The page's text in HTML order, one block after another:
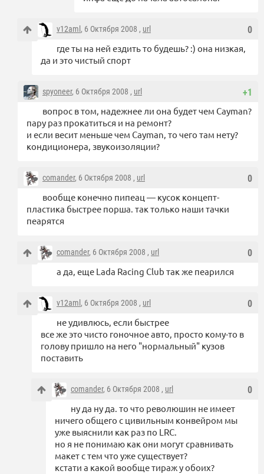
0
v12aml , 6 Октября 2008 , url
где ты на ней ездить то будешь? :) она низкая,
да и это чистый спорт
+1
spyoneer, 6 Октября 2008 , url
вопрос в том, надежнее ли она будет чем Cayman?
пару раз прокатиться и на ремонт?
и если весит меньше чем Cayman, то чего там нету?
кондиционера, звукоизоляции?
0
comander, 6 Октября 2008 , url
вообще конечно пипеац — кусок концепт-
пластика быстрее порша. так только наши тачки
пеарятся
0
comander, 6 Октября 2008 , url
а да, еще Lada Racing Club так же пеарился
0
v12aml , 6 Октября 2008 , url
не удивлюсь, если быстрее
все же это чисто гоночное авто, просто кому-то в
голову пришло на него "нормальный" кузов
поставить
0
comander, 6 Октября 2008 , url
ну да ну да. то что революшин не имеет
ничего общего с цивильным конвейром мы
уже выяснили как раз по LRC.
но я не понимаю как они могут сравнивать
макет с тем что уже существует?
кстати а какой вообще тираж у обоих?